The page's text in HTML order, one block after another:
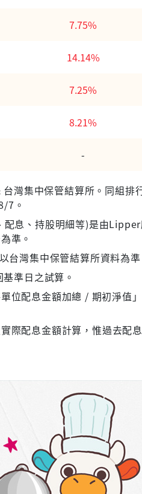
7.75%
14.14%
7.25%
8.21%
-
灣集中保管結算所。同組排
7。
息、持股明細等)是由
準。
台灣集中保管結算所資料為
準日之試算。
位配息金額加總 / 期初淨值
際配息金額計算，惟過去配